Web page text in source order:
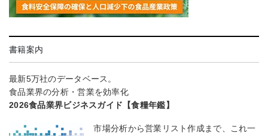
書籍案内
最新5万社のデータベース。
食品業界の分析・営業を効率化
2026食品業界ビジネスガイド【食糧年鑑】
市場分析から営業リスト作成まで、これ一